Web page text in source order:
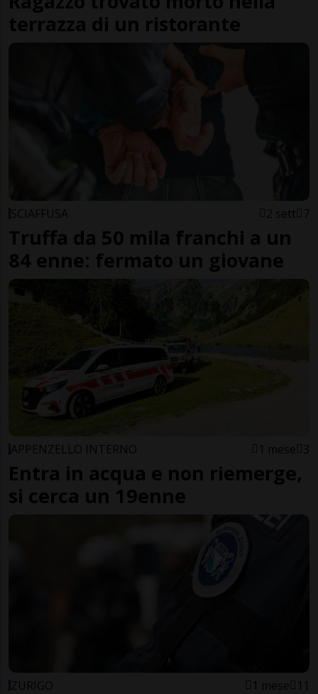
terrazza di un ristorante
SCIAFFUSA 2 sett 7
Truffa da 50 mila franchi a un
84 enne: fermato un giovane
APPENZELLO INTERNO 1 mese 3
Entra in acqua e non riemerge,
si cerca un 19enne
ZURIGO 1 mese 11